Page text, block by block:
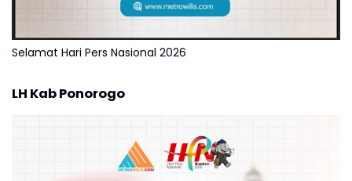
Selamat Hari Pers Nasional 2026
LH Kab Ponorogo